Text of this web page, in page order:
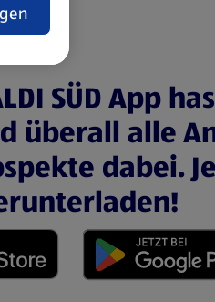
SÜD App
überall alle
dabei.